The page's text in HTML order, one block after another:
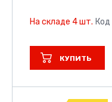
На складе 4 шт.
КУПИТЬ